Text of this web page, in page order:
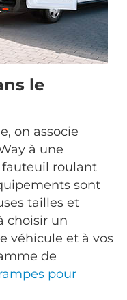
le
on associe
à une
roulant
sont
tailles et
choisir un
véhicule et à vos
de
pour